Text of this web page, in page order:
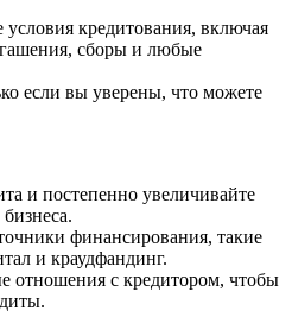
кредитования, включая
сборы и любые
если вы уверены, что можете
и постепенно увеличивайте
финансирования, такие
и краудфандинг.
отношения с кредитором, чтобы